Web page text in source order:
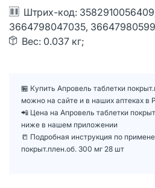
Штрих-код:
3664798047035,
Вес: 0.037 кг;
🏪 Купить Апровель таблетки
можно на сайте и в наших аптеках в
📲 Цена на Апровель таблетки
ниже в нашем приложении
📒 Подробная инструкция по
покрыт.плен.об. 300 мг 28 шт